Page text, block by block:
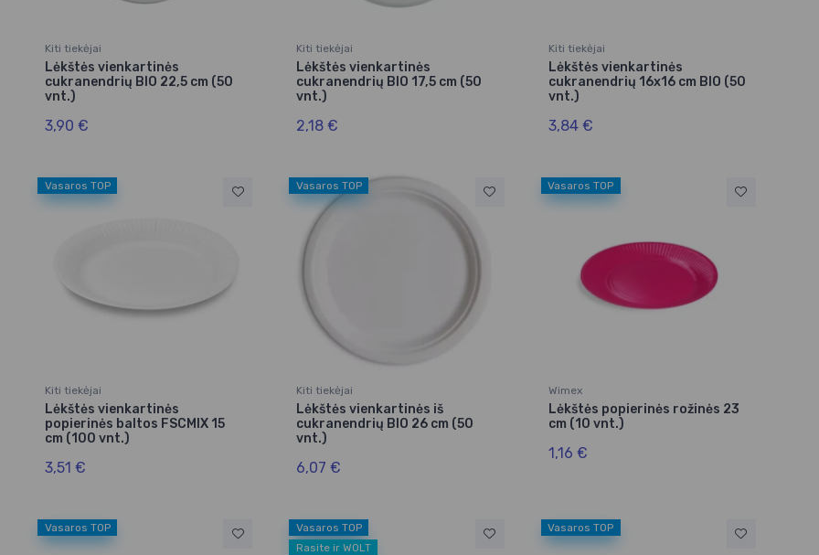
Kiti tiekėjai
Lėkštės vienkartinės
cukranendrių BIO 22,5 cm (50
vnt.)
3,90 €
Kiti tiekėjai
Lėkštės vienkartinės
cukranendrių BIO 17,5 cm (50
vnt.)
2,18 €
Kiti tiekėjai
Lėkštės vienkartinės
cukranendrių 16x16 cm BIO (50
vnt.)
3,84 €
Vasaros TOP
Kiti tiekėjai
Lėkštės vienkartinės
popierinės baltos FSCMIX 15
cm (100 vnt.)
3,51 €
Vasaros TOP
Kiti tiekėjai
Lėkštės vienkartinės iš
cukranendrių BIO 26 cm (50
vnt.)
6,07 €
Vasaros TOP
Wimex
Lėkštės popierinės rožinės 23
cm (10 vnt.)
1,16 €
Vasaros TOP
Vasaros TOP
Rasite ir WOLT
Vasaros TOP